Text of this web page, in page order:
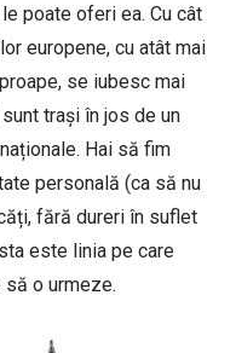
poate oferi ea. Cu cât
europene, cu atât mai
se iubesc mai
trași în jos de un
Hai să fim
personală (ca să nu
fără dureri în suflet
este linia pe care
o urmeze.